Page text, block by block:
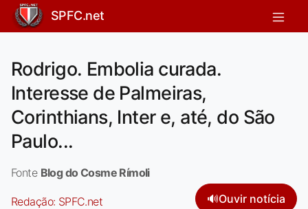
SPFC.net
Rodrigo. Embolia curada.
Interesse de Palmeiras,
Corinthians, Inter e, até, do São
Paulo...
Fonte Blog do Cosme Rímoli
Redação: SPFC.net 🔊Ouvir notícia